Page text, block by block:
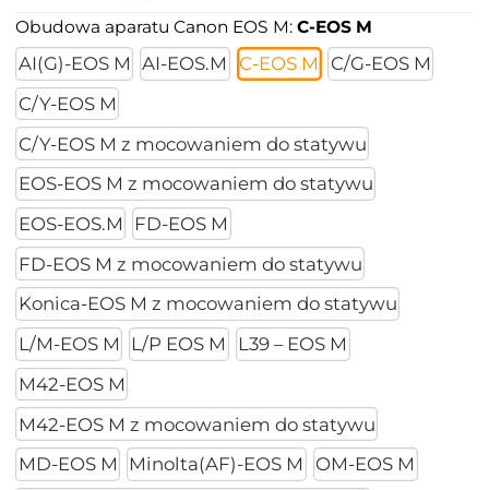
Obudowa aparatu Canon EOS M:C-EOS M
AI(G)-EOS M AI-EOS.M C-EOS M
C/G-EOS M
C/Y-EOS M
C/Y-EOS M z mocowaniem do statywu
EOS-EOS M z mocowaniem do statywu
EOS-EOS.M
FD-EOS M
FD-EOS M z mocowaniem do statywu
Konica-EOS M z mocowaniem do statywu
L/M-EOS M
L/P EOS M
L39 – EOS M
M42-EOS M
M42-EOS M z mocowaniem do statywu
MD-EOS M
Minolta(AF)-EOS M
OM-EOS M